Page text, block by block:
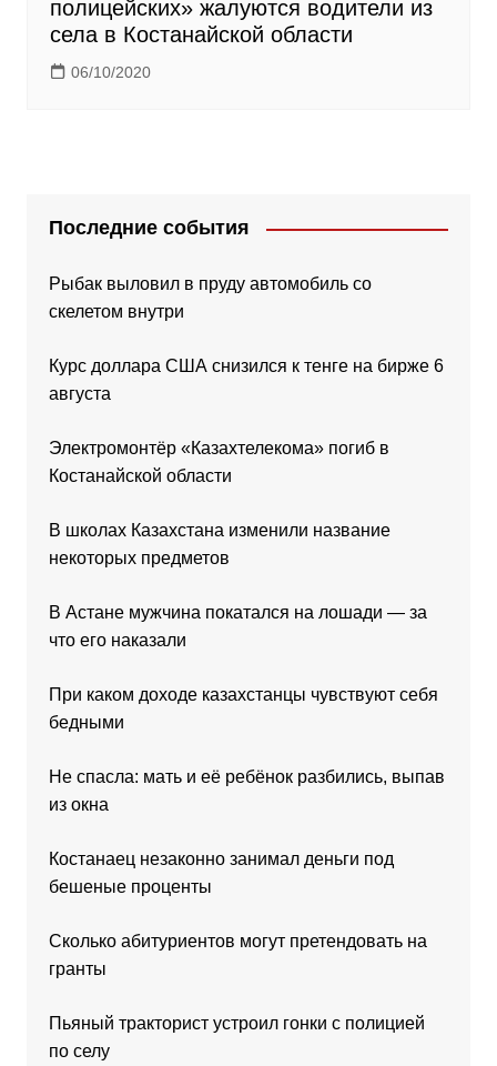
полицейских» жалуются водители из
села в Костанайской области
06/10/2020
Последние события
Рыбак выловил в пруду автомобиль со
скелетом внутри
Курс доллара США снизился к тенге на бирже 6
августа
Электромонтёр «Казахтелекома» погиб в
Костанайской области
В школах Казахстана изменили название
некоторых предметов
В Астане мужчина покатался на лошади — за
что его наказали
При каком доходе казахстанцы чувствуют себя
бедными
Не спасла: мать и её ребёнок разбились, выпав
из окна
Костанаец незаконно занимал деньги под
бешеные проценты
Сколько абитуриентов могут претендовать на
гранты
Пьяный тракторист устроил гонки с полицией
по селу